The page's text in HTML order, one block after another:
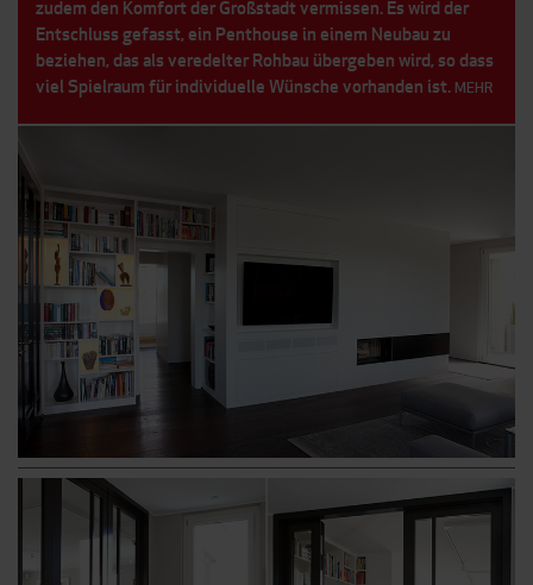
zudem den Komfort der Großstadt vermissen. Es wird der
Entschluss gefasst, ein Penthouse in einem Neubau zu
beziehen, das als veredelter Rohbau übergeben wird, so dass
viel Spielraum für individuelle Wünsche vorhanden ist. MEHR